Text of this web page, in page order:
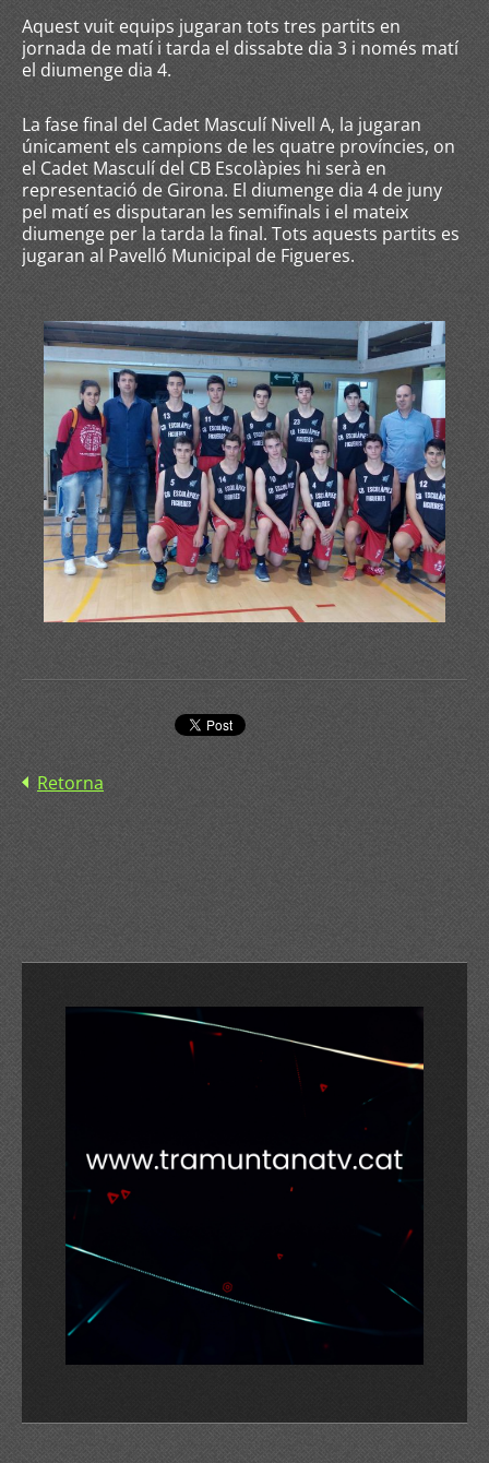
Aquest vuit equips jugaran tots tres partits en
jornada de matí i tarda el dissabte dia 3 i només matí
el diumenge dia 4.
La fase final del Cadet Masculí Nivell A, la jugaran
únicament els campions de les quatre províncies, on
el Cadet Masculí del CB Escolàpies hi serà en
representació de Girona. El diumenge dia 4 de juny
pel matí es disputaran les semifinals i el mateix
diumenge per la tarda la final. Tots aquests partits es
jugaran al Pavelló Municipal de Figueres.
Retorna